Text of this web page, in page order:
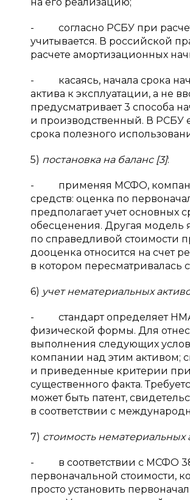
- согласно РСБУ при
учитывается. В российской
расчете амортизационных
- касаясь, начала срока
актива к эксплуатации, а не
предусматривает 3 способа
и производственный. В РСБУ
срока полезного
5) постановка на баланс [3]:
- применяя МСФО, компания
средств: оценка по
предполагает учет основных
обесценения. Другая модель
по справедливой стоимости
дооценка относится на счет
в котором пересматривалась
6) учет нематериальных
- стандарт определяет
физической формы. Для
выполнения следующих
компании над этим активом;
и приведенные критерии
существенного факта.
может быть патент,
в соответствии с
7) стоимость нематериальных
- в соответствии с МСФО 38
первоначальной стоимости,
просто установить